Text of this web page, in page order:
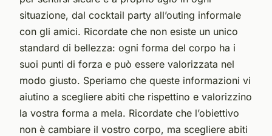
situazione, dal cocktail party all’outing informale
con gli amici. Ricordate che non esiste un unico
standard di bellezza: ogni forma del corpo ha i
suoi punti di forza e può essere valorizzata nel
modo giusto. Speriamo che queste informazioni vi
aiutino a scegliere abiti che rispettino e valorizzino
la vostra forma a mela. Ricordate che l’obiettivo
non è cambiare il vostro corpo, ma scegliere abiti